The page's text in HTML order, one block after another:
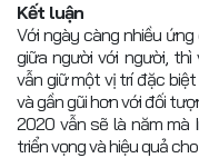
Kết luận
Với ngày càng nhiều
giữa người với người,
vẫn giữ một vị trí đặc
và gần gũi hơn với đối
2020 vẫn sẽ là năm mà
triển vọng và hiệu quả